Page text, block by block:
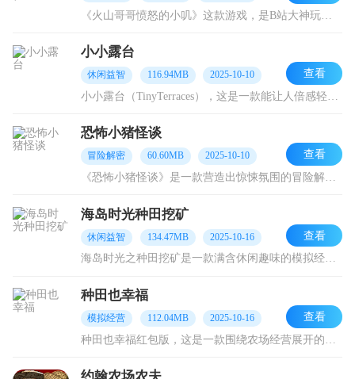
《火山哥哥愤怒的小叽》这款游戏，是B站大神玩家自制的手机游戏。在游戏里，小鸟会踏上滑板，在赛道上风驰电掣。游戏中能看到诸多经典角色，玩家借助弹弓将小鸟弹射出去，
小小露台
休闲益智 116.94MB 2025-10-10 查看
恐怖小猪怪谈
冒险解密 60.60MB 2025-10-10
《恐怖小猪怪谈》是一款营造出惊悚氛围的冒险解谜类游戏。在游戏中，玩家将扮演一位身处偏远农场的农场主。原本宁静祥和的农场生活，却因一连串不同寻常的事件而被彻底打破
查看
海岛时光种田挖矿
休闲益智 134.47MB 2025-10-16
海岛时光之种田挖矿是一款满含休闲趣味的模拟经营游戏。在游戏里，玩家会登上一座迷人的海岛，开启一段如田园牧歌般的生活。玩家既能种植各类蔬菜、水果，体会收获带来的喜
查看
种田也幸福
模拟经营 112.04MB 2025-10-16 查看